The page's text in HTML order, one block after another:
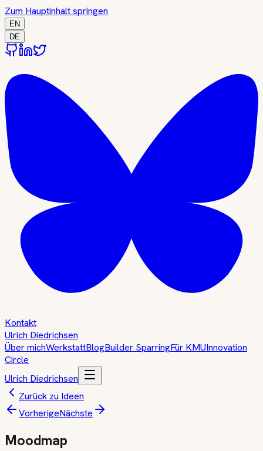
Zum Hauptinhalt springen
EN
DE
Kontakt
Ulrich Diedrichsen
Über michWerkstattBlogBuilder SparringFür KMUInnovation
Circle
Ulrich Diedrichsen
Zurück zu Ideen
VorherigeNächste
Moodmap